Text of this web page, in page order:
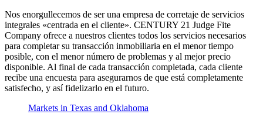
Nos enorgullecemos de ser una empresa de corretaje de servicios
integrales «centrada en el cliente». CENTURY 21 Judge Fite
Company ofrece a nuestros clientes todos los servicios necesarios
para completar su transacción inmobiliaria en el menor tiempo
posible, con el menor número de problemas y al mejor precio
disponible. Al final de cada transacción completada, cada cliente
recibe una encuesta para asegurarnos de que está completamente
satisfecho, y así fidelizarlo en el futuro.
Markets in Texas and Oklahoma